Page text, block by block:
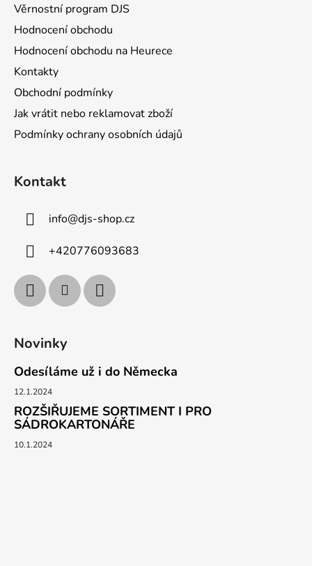
Věrnostní program DJS
Hodnocení obchodu
Hodnocení obchodu na Heurece
Kontakty
Obchodní podmínky
Jak vrátit nebo reklamovat zboží
Podmínky ochrany osobních údajů
Kontakt
info@djs-shop.cz
+420776093683
Novinky
Odesíláme už i do Německa
12.1.2024
ROZŠIŘUJEME SORTIMENT I PRO
SÁDROKARTONÁŘE
10.1.2024